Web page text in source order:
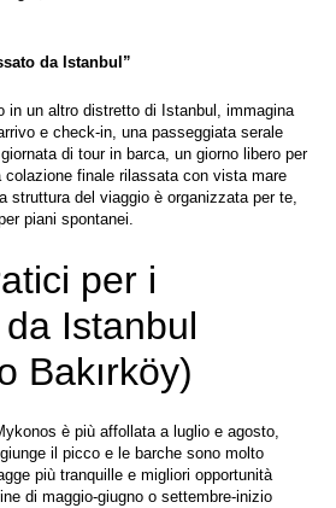
da Istanbul”
in un altro distretto di Istanbul, immagina
e check-in, una passeggiata serale
di tour in barca, un giorno libero per
colazione finale rilassata con vista mare
struttura del viaggio è organizzata per te,
piani spontanei.
per i
Istanbul
Bakırköy)
è più affollata a luglio e agosto,
il picco e le barche sono molto
più tranquille e migliori opportunità
di maggio-giugno o settembre-inizio